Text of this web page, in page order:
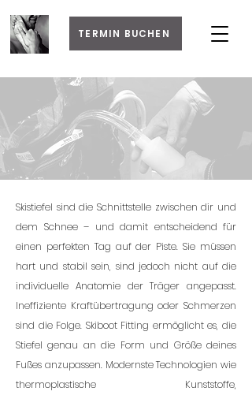
TERMIN BUCHEN
Skistiefel sind die Schnittstelle zwischen dir und
dem Schnee – und damit entscheidend für
einen perfekten Tag auf der Piste. Sie müssen
hart und stabil sein, sind jedoch nicht auf die
individuelle Anatomie der Träger angepasst.
Ineffiziente Kraftübertragung oder Schmerzen
sind die Folge. Skiboot Fitting ermöglicht es, die
Stiefel genau an die Form und Größe deines
Fußes anzupassen. Modernste Technologien wie
thermoplastische Kunststoffe,